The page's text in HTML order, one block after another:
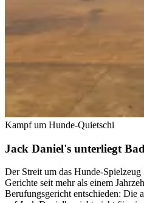
Kampf um Hunde-Quietschi
Jack Daniel's unterliegt
Der Streit um das Hunde-
Gerichte seit mehr als einem
Berufungsgericht entschieden: Die